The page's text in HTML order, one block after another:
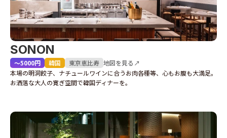
SONON
〜5000円 韓国 東京恵比寿 地図を見る↗
本場の明洞餃子、ナチュールワインに合うお肉各種等、心もお腹も大満足。
お洒落な大人の寛ぎ空間で韓国ディナーを。